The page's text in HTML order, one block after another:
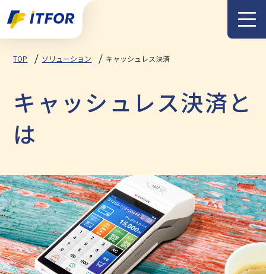
メニュー
TOP ソリューション キャッシュレス決済
キャッシュレス決済と
は